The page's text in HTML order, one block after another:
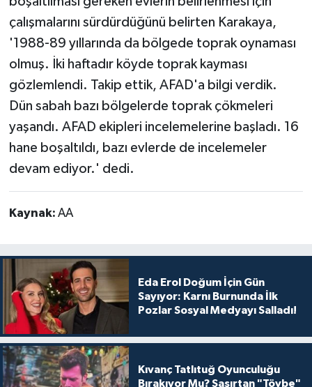
çalışmalarını sürdürdüğünü belirten Karakaya,
'1988-89 yıllarında da bölgede toprak oynaması
olmuş. İki haftadır köyde toprak kayması
gözlemlendi. Takip ettik, AFAD'a bilgi verdik.
Dün sabah bazı bölgelerde toprak çökmeleri
yaşandı. AFAD ekipleri incelemelerine başladı. 16
hane boşaltıldı, bazı evlerde de incelemeler
devam ediyor.' dedi.
Kaynak: AA
Eda Erol Doğum İçin Gün
Sayıyor: Karnı Burnunda İlk
Pozlar Sosyal Medyayı Salladı!
Kıvanç Tatlıtuğ Oyunculuğu
Bırakıyor Mu? Şaşırtan "Tövbe"